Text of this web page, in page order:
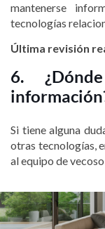
mantenerse
tecnologías
Última revisión
6.
Si tiene alguna
otras tecnologías,
al equipo de